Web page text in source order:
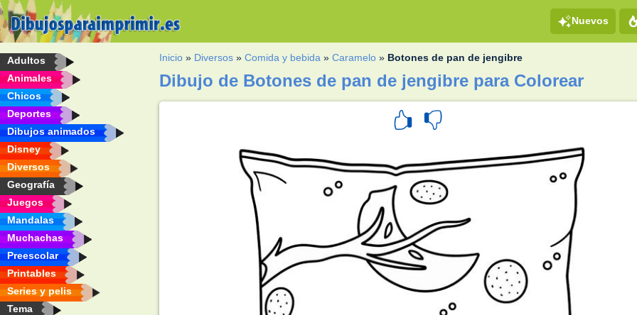
Nuevos
Adultos
Animales
Chicos
Deportes
Dibujos animados
Disney
Diversos
Geografía
Juegos
Mandalas
Muchachas
Preescolar
Printables
Series y pelis
Tema
Inicio » Diversos »Comida y bebida »Caramelo » Botones de pan de jengibre
Dibujo de Botones de pan de jengibre para Colorear